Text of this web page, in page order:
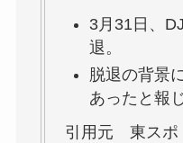
3月31日、
退。
脱退の背景
あったと報
引用元 東スポ